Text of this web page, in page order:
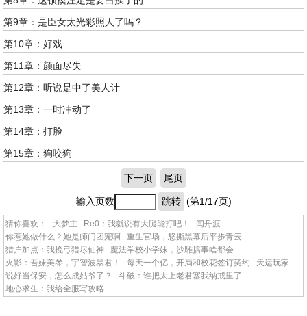
第9章：是臣女太光彩照人了吗？
第10章：好戏
第11章：颜面尽失
第12章：听说是中了美人计
第13章：一时冲动了
第14章：打脸
第15章：狗咬狗
下一页 尾页
输入页数 跳转 (第1/17页)
猜你喜欢： 大梦主 Re0：我就说有大腿能打吧！
闻舟渡
你惹她做什么？她是师门团宠啊
重生官场，怒撕黑幕后平步青云
猎户加点：我挽弓猎尽仙神
魔法学校小学妹，沙雕搞事啥都会
火影：吾妹美琴，宇智波暴君！
每天一个亿，开局和校花签订契约
天运玩家
说好当保安，怎么成姑爷了？
斗破：谁把太上老君塞我纳戒里了
地心求生：我给全服写攻略